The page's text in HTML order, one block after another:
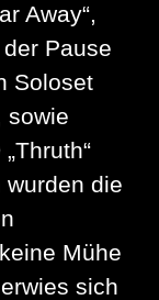
Away“,
Pause
Soloset
sowie
die
Mühe
sich